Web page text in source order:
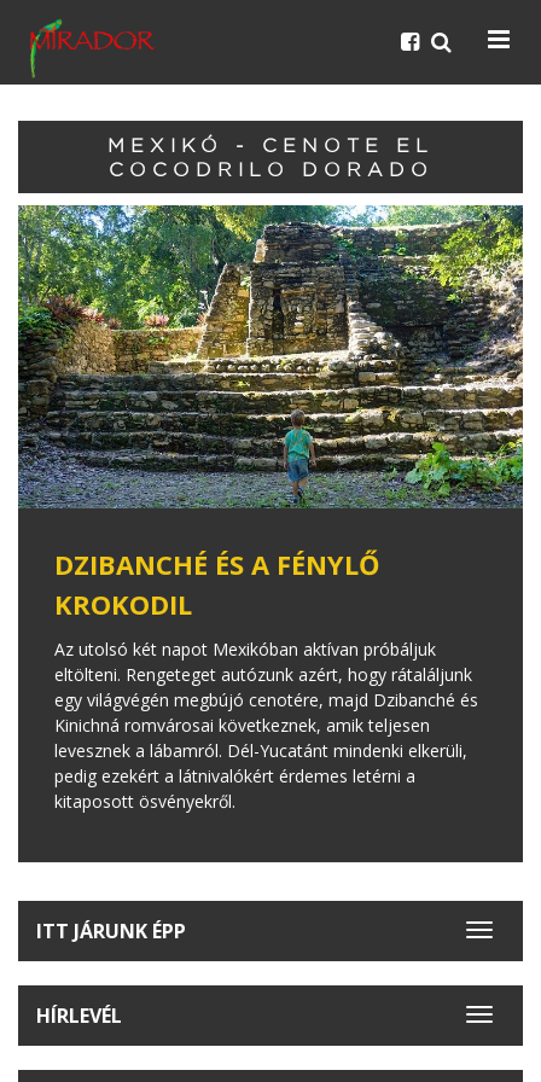
MEXIKÓ - CENOTE EL
COCODRILO DORADO
DZIBANCHÉ ÉS A FÉNYLŐ
KROKODIL
Az utolsó két napot Mexikóban aktívan próbáljuk
eltölteni. Rengeteget autózunk azért, hogy rátaláljunk
egy világvégén megbújó cenotére, majd Dzibanché és
Kinichná romvárosai következnek, amik teljesen
levesznek a lábamról. Dél-Yucatánt mindenki elkerüli,
pedig ezekért a látnivalókért érdemes letérni a
kitaposott ösvényekről.
Toggle
ITT JÁRUNK ÉPP
Toggle
HÍRLEVÉL